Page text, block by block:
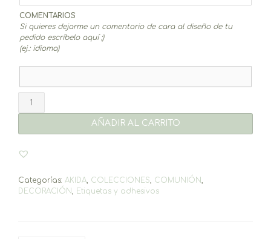
COMENTARIOS
Si quieres dejarme un comentario de cara al diseño de tu
pedido escríbelo aquí ;)
(ej.: idioma)
cantidad
AÑADIR AL CARRITO
Categorías: AKIDA, COLECCIONES, COMUNIÓN,
DECORACIÓN, Etiquetas y adhesivos